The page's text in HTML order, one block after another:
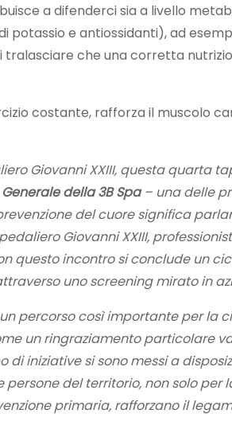
a difenderci sia a livello
potassio e antiossidanti), ad
tralasciare che una corretta
costante, rafforza il muscolo
Giovanni XXIII, questa
della 3B Spa– una delle
del cuore significa
Giovanni XXIII,
questo incontro si conclude un
uno screening mirato in
percorso così importante per la
un ringraziamento particolare
iniziative si sono messi a
del territorio, non solo
primaria, rafforzano il